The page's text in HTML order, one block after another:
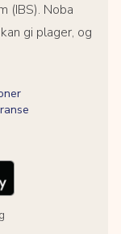
(IBS). Noba
gi plager, og